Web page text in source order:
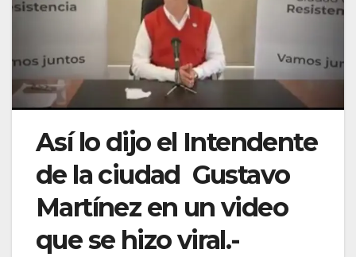
Así lo dijo el Intendente
de la ciudad Gustavo
Martínez en un video
que se hizo viral.-